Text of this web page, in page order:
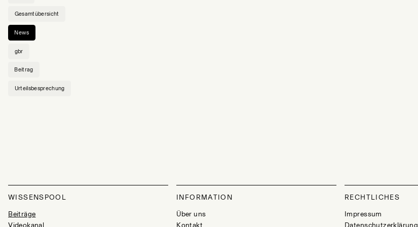
Gesamtübersicht
News
gbr
Beitrag
Urteilsbesprechung
WISSENSPOOL
Beiträge
INFORMATION
Über uns
RECHTLICHES
Impressum